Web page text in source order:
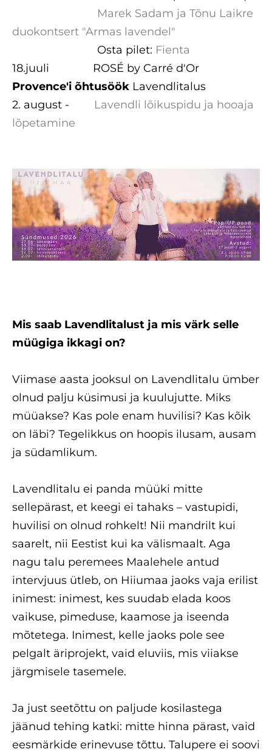
Marek Sadam ja Tõnu Laikre
duokontsert "Armas lavendel"
Osta pilet: Fienta
18.juuli ROSÉ by Carré d'Or
Provence'i õhtusöök Lavendlitalus
2. august - Lavendli lõikuspidu ja hooaja
lõpetamine
Mis saab Lavendlitalust ja mis värk selle
müügiga ikkagi on?
Viimase aasta jooksul on Lavendlitalu ümber
olnud palju küsimusi ja kuulujutte. Miks
müüakse? Kas pole enam huvilisi? Kas kõik
on läbi? Tegelikkus on hoopis ilusam, ausam
ja südamlikum.
Lavendlitalu ei panda müüki mitte
sellepärast, et keegi ei tahaks – vastupidi,
huvilisi on olnud rohkelt! Nii mandrilt kui
saarelt, nii Eestist kui ka välismaalt. Aga
nagu talu peremees Maalehele antud
intervjuus ütleb, on Hiiumaa jaoks vaja erilist
inimest: inimest, kes suudab elada koos
vaikuse, pimeduse, kaamose ja iseenda
mõtetega. Inimest, kelle jaoks pole see
pelgalt äriprojekt, vaid eluviis, mis viiakse
järgmisele tasemele.
Ja just seetõttu on paljude kosilastega
jäänud tehing katki: mitte hinna pärast, vaid
eesmärkide erinevuse tõttu. Talupere ei soovi